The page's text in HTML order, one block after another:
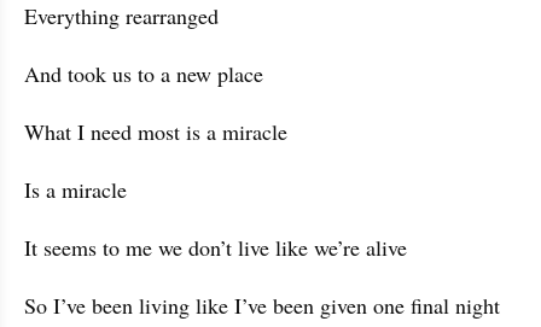
Everything rearranged
And took us to a new place
What I need most is a miracle
Is a miracle
It seems to me we don’t live like we’re alive
So I’ve been living like I’ve been given one final night